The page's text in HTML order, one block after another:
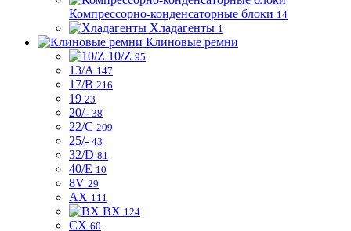
Компрессорно-конденсаторные блоки 14
Хладагенты 1
Клиновые ремни
10/Z 95
13/A 147
17/B 216
19 23
20/- 38
22/C 209
25/- 43
32/D 81
40/E 10
8V 29
AX 111
BX 124
CX 60